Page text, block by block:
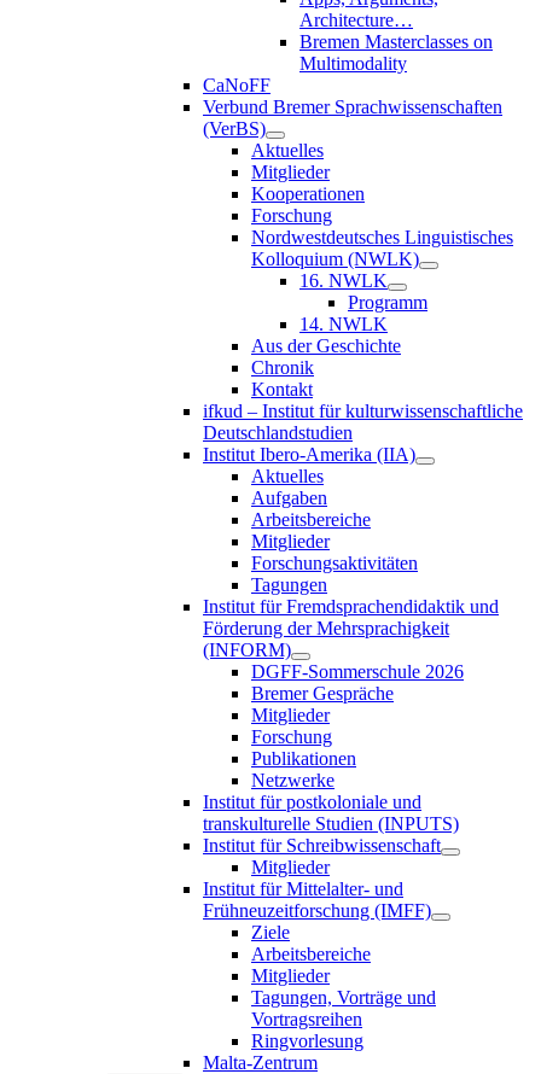
Architecture…
Bremen Masterclasses on
Multimodality
CaNoFF
Verbund Bremer Sprachwissenschaften
(VerBS)
Aktuelles
Mitglieder
Kooperationen
Forschung
Nordwestdeutsches Linguistisches
Kolloquium (NWLK)
16. NWLK
Programm
14. NWLK
Aus der Geschichte
Chronik
Kontakt
ifkud – Institut für kulturwissenschaftliche
Deutschlandstudien
Institut Ibero-Amerika (IIA)
Aktuelles
Aufgaben
Arbeitsbereiche
Mitglieder
Forschungsaktivitäten
Tagungen
Institut für Fremdsprachendidaktik und
Förderung der Mehrsprachigkeit
(INFORM)
DGFF-Sommerschule 2026
Bremer Gespräche
Mitglieder
Forschung
Publikationen
Netzwerke
Institut für postkoloniale und
transkulturelle Studien (INPUTS)
Institut für Schreibwissenschaft
Mitglieder
Institut für Mittelalter- und
Frühneuzeitforschung (IMFF)
Ziele
Arbeitsbereiche
Mitglieder
Tagungen, Vorträge und
Vortragsreihen
Ringvorlesung
Malta-Zentrum